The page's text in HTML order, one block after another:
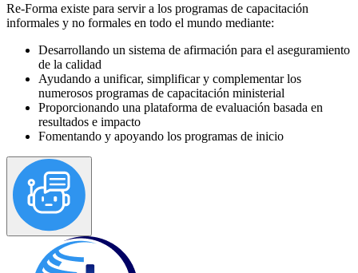
Re-Forma existe para servir a los programas de capacitación
informales y no formales en todo el mundo mediante:
Desarrollando un sistema de afirmación para el aseguramiento
de la calidad
Ayudando a unificar, simplificar y complementar los
numerosos programas de capacitación ministerial
Proporcionando una plataforma de evaluación basada en
resultados e impacto
Fomentando y apoyando los programas de inicio